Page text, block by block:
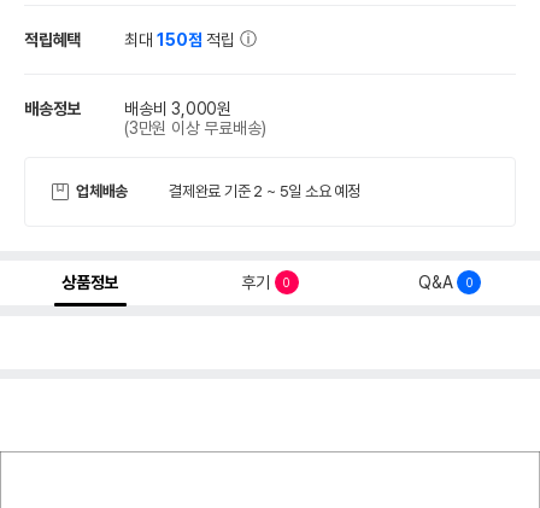
적립혜택 최대150점 적립
배송정보
배송비 3,000원
(3만원 이상 무료배송)
업체배송 결제완료 기준 2 ~ 5일 소요 예정
상품정보 후기 0 Q&A 0